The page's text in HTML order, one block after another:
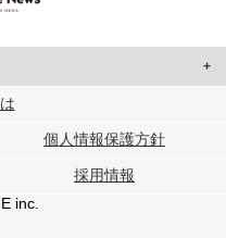
ーに合わせたコンテンツや広告の
ナーに提供しています。
ートナーに提供した他の情報や、
たときに収集した他の情報を組み
個人情報保護方針
採用情報
inc.